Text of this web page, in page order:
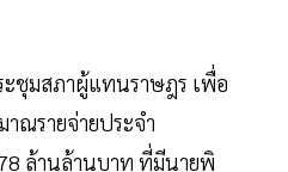
ชุมสภาผู้แทนราษฎร เพื่อ
ณรายจ่ายประจำ
ล้านล้านบาท ที่มีนายพิ